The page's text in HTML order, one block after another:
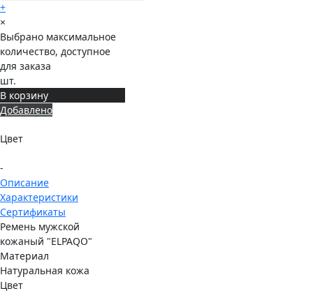
+
×
Выбрано максимальное
количество, доступное
для заказа
шт.
В корзину
Добавлено
Цвет
-
Описание
Характеристики
Сертификаты
Ремень мужской
кожаный "ELPAQO"
Материал
Натуральная кожа
Цвет